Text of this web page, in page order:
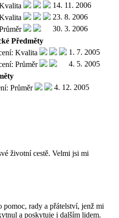
14. 11. 2006
23. 8. 2006
30. 3. 2006
Předměty
1. 7. 2005
4. 5. 2005
4. 12. 2005
životní cestě. Velmi jsi mi
rady a přátelství, jenž mi
a poskytuje i dalším lidem.